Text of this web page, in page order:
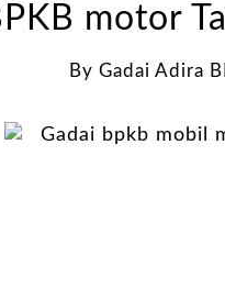
motor
By Gadai Adira